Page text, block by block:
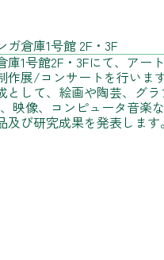
ガ倉庫1号館 2F・3F
庫1号館2F・3Fにて、アー
作展/コンサートを行いま
として、絵画や陶芸、グラ
映像、コンピュータ音楽
及び研究成果を発表します。